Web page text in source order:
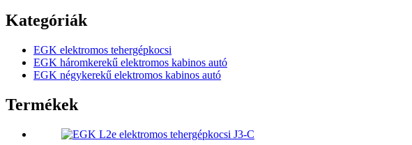
Kategóriák
EGK elektromos tehergépkocsi
EGK háromkerekű elektromos kabinos autó
EGK négykerekű elektromos kabinos autó
Termékek